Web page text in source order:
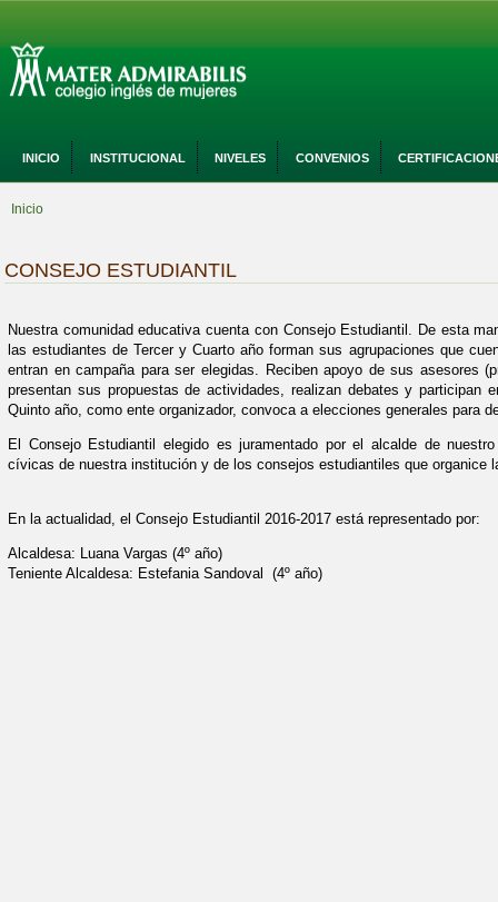
INICIO INSTITUCIONAL NIVELES CONVENIOS
Inicio
CONSEJO ESTUDIANTIL
Nuestra comunidad educativa cuenta con Consejo Estudiantil. De esta
las estudiantes de Tercer y Cuarto año forman sus agrupaciones que
entran en campaña para ser elegidas. Reciben apoyo de sus asesores
presentan sus propuestas de actividades, realizan debates y participan
Quinto año, como ente organizador, convoca a elecciones generales para
El Consejo Estudiantil elegido es juramentado por el alcalde de
cívicas de nuestra institución y de los consejos estudiantiles que organice
En la actualidad, el Consejo Estudiantil 2016-2017 está representado por:
Alcaldesa: Luana Vargas (4º año)
Teniente Alcaldesa: Estefania Sandoval (4º año)